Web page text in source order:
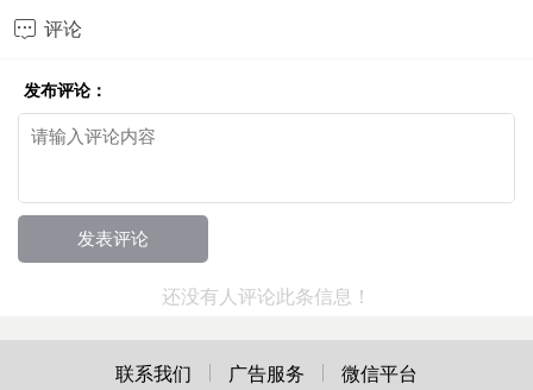
 评论
发布评论：
还没有人评论此条信息！
联系我们 广告服务 微信平台